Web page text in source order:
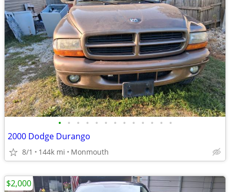
• • • • • • • • • • • • •
2000 Dodge Durango
8/1 144k mi Monmouth
$2,000